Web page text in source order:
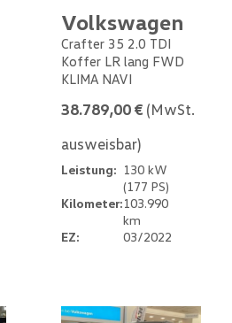
Volkswagen
Crafter 35 2.0 TDI
Koffer LR lang FWD
KLIMA NAVI
38.789,00 € (MwSt.
ausweisbar)
Leistung: 130 kW
(177 PS)
Kilometer:103.990
km
EZ:
03/2022